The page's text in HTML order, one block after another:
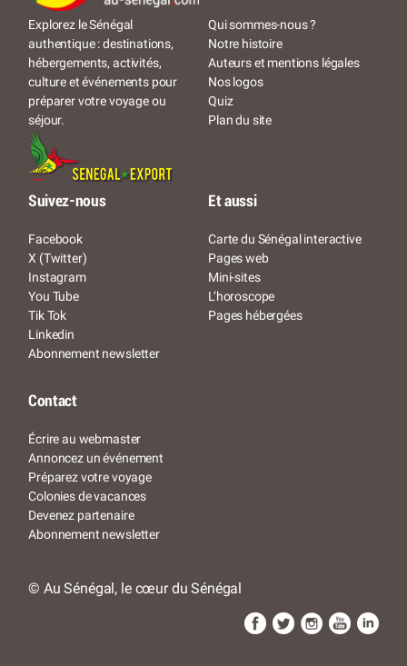
Explorez le Sénégal
authentique : destinations,
hébergements, activités,
culture et événements pour
préparer votre voyage ou
séjour.
Qui sommes-nous ?
Notre histoire
Auteurs et mentions légales
Nos logos
Quiz
Plan du site
Suivez-nous
Facebook
X (Twitter)
Instagram
You Tube
Tik Tok
Linkedin
Abonnement newsletter
Et aussi
Carte du Sénégal interactive
Pages web
Mini-sites
L’horoscope
Pages hébergées
Contact
Écrire au webmaster
Annoncez un événement
Préparez votre voyage
Colonies de vacances
Devenez partenaire
Abonnement newsletter
© Au Sénégal, le cœur du Sénégal